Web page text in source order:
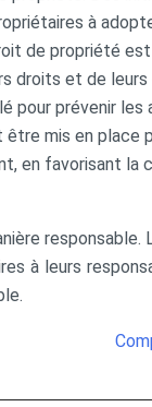
à
de propriété
droits et de
pour prévenir les
mis en place
en favorisant
à leurs